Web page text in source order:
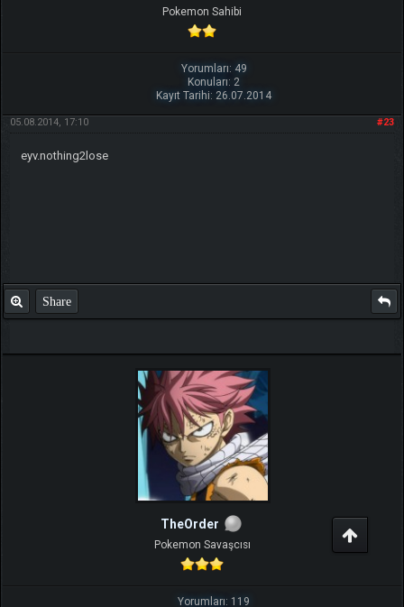
Pokemon Sahibi
Yorumları: 49
Konuları: 2
Kayıt Tarihi: 26.07.2014
#23
05.08.2014, 17:10
eyv.nothing2lose
Share
TheOrder
Pokemon Savaşcısı
Yorumları: 119